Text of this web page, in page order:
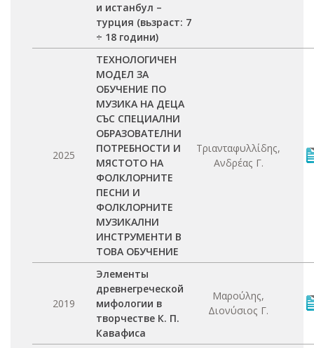
и истанбул –
турция (вьзраст: 7
÷ 18 години)
2025
ТЕХНОЛОГИЧЕН
МОДЕЛ ЗА
ОБУЧЕНИЕ ПО
МУЗИКА НА ДЕЦА
СЪС СПЕЦИАЛНИ
ОБРАЗОВАТЕЛНИ
ПОТРЕБНОСТИ И
МЯСТОТО НА
ФОЛКЛОРНИТЕ
ПЕСНИ И
ФОЛКЛОРНИТЕ
МУЗИКАЛНИ
ИНСТРУМЕНТИ В
ТОВА ОБУЧЕНИЕ
Τριανταφυλλίδης,
Ανδρέας Γ.
2019
Элементы
древнегреческой
мифологии в
творчестве К. П.
Кавафиса
Μαρούλης,
Διονύσιος Γ.